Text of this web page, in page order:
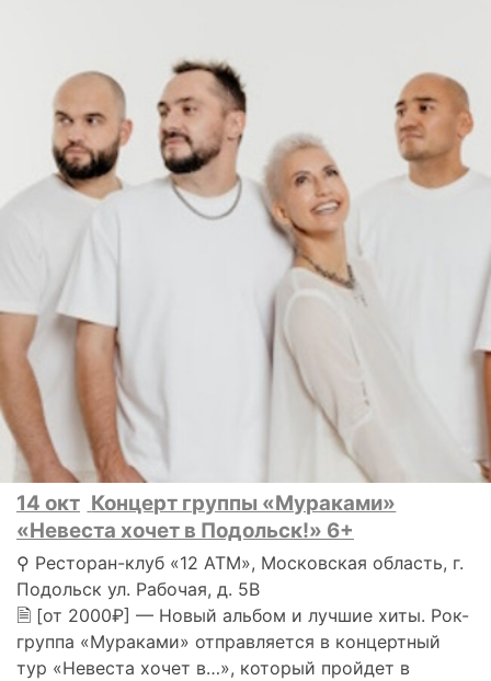
14 окт Концерт группы «Мураками»
«Невеста хочет в Подольск!» 6+
⚲ Ресторан-клуб «12 АТМ», Московская область, г.
Подольск ул. Рабочая, д. 5В
🗎 [от 2000₽] — Новый альбом и лучшие хиты. Рок-
группа «Мураками» отправляется в концертный
тур «Невеста хочет в…», который пройдет в